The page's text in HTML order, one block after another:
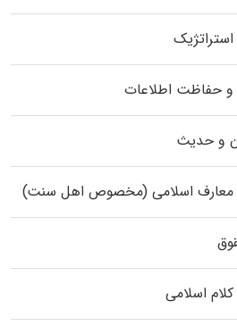
و حفاظت اطلاعات
و حدیث
و معارف اسلامی (مخصوص اهل سنت)
اسلامی